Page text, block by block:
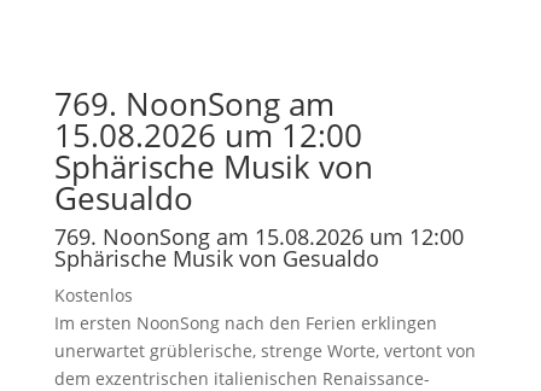
769. NoonSong am
15.08.2026 um 12:00
Sphärische Musik von
Gesualdo
769. NoonSong am 15.08.2026 um 12:00
Sphärische Musik von Gesualdo
Kostenlos
Im ersten NoonSong nach den Ferien erklingen
unerwartet grüblerische, strenge Worte, vertont von
dem exzentrischen italienischen Renaissance-